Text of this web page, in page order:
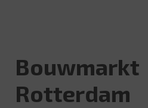
Bouwmarkt
Rotterdam